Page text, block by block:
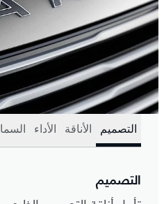
التصميم الأناقة الأداء
التصميم